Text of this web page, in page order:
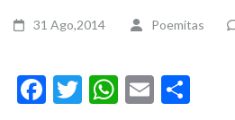
31 Ago,2014 Poemitas
Facebook
Twitter
WhatsApp
Email